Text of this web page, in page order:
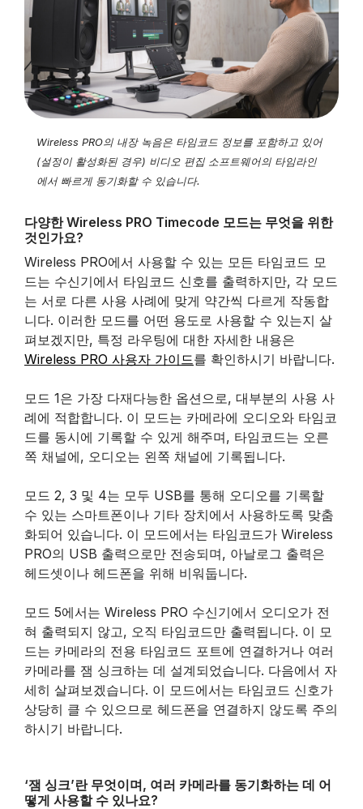
Wireless PRO의 내장 녹음은 타임코드 정보를 포함하고 있어
(설정이 활성화된 경우) 비디오 편집 소프트웨어의 타임라인
에서 빠르게 동기화할 수 있습니다.
다양한 Wireless PRO Timecode 모드는 무엇을 위한
것인가요?
Wireless PRO에서 사용할 수 있는 모든 타임코드 모
드는 수신기에서 타임코드 신호를 출력하지만, 각 모드
는 서로 다른 사용 사례에 맞게 약간씩 다르게 작동합
니다. 이러한 모드를 어떤 용도로 사용할 수 있는지 살
펴보겠지만, 특정 라우팅에 대한 자세한 내용은
Wireless PRO 사용자 가이드를 확인하시기 바랍니다.
모드 1은 가장 다재다능한 옵션으로, 대부분의 사용 사
례에 적합합니다. 이 모드는 카메라에 오디오와 타임코
드를 동시에 기록할 수 있게 해주며, 타임코드는 오른
쪽 채널에, 오디오는 왼쪽 채널에 기록됩니다.
모드 2, 3 및 4는 모두 USB를 통해 오디오를 기록할
수 있는 스마트폰이나 기타 장치에서 사용하도록 맞춤
화되어 있습니다. 이 모드에서는 타임코드가 Wireless
PRO의 USB 출력으로만 전송되며, 아날로그 출력은
헤드셋이나 헤드폰을 위해 비워둡니다.
모드 5에서는 Wireless PRO 수신기에서 오디오가 전
혀 출력되지 않고, 오직 타임코드만 출력됩니다. 이 모
드는 카메라의 전용 타임코드 포트에 연결하거나 여러
카메라를 잼 싱크하는 데 설계되었습니다. 다음에서 자
세히 살펴보겠습니다. 이 모드에서는 타임코드 신호가
상당히 클 수 있으므로 헤드폰을 연결하지 않도록 주의
하시기 바랍니다.
‘잼 싱크’란 무엇이며, 여러 카메라를 동기화하는 데 어
떻게 사용할 수 있나요?